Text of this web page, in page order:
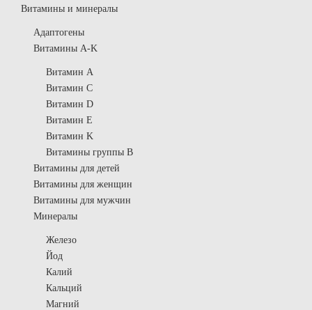
Витамины и минералы
Адаптогены
Витамины A-K
Витамин A
Витамин C
Витамин D
Витамин E
Витамин K
Витамины группы B
Витамины для детей
Витамины для женщин
Витамины для мужчин
Минералы
Железо
Йод
Калий
Кальций
Магний